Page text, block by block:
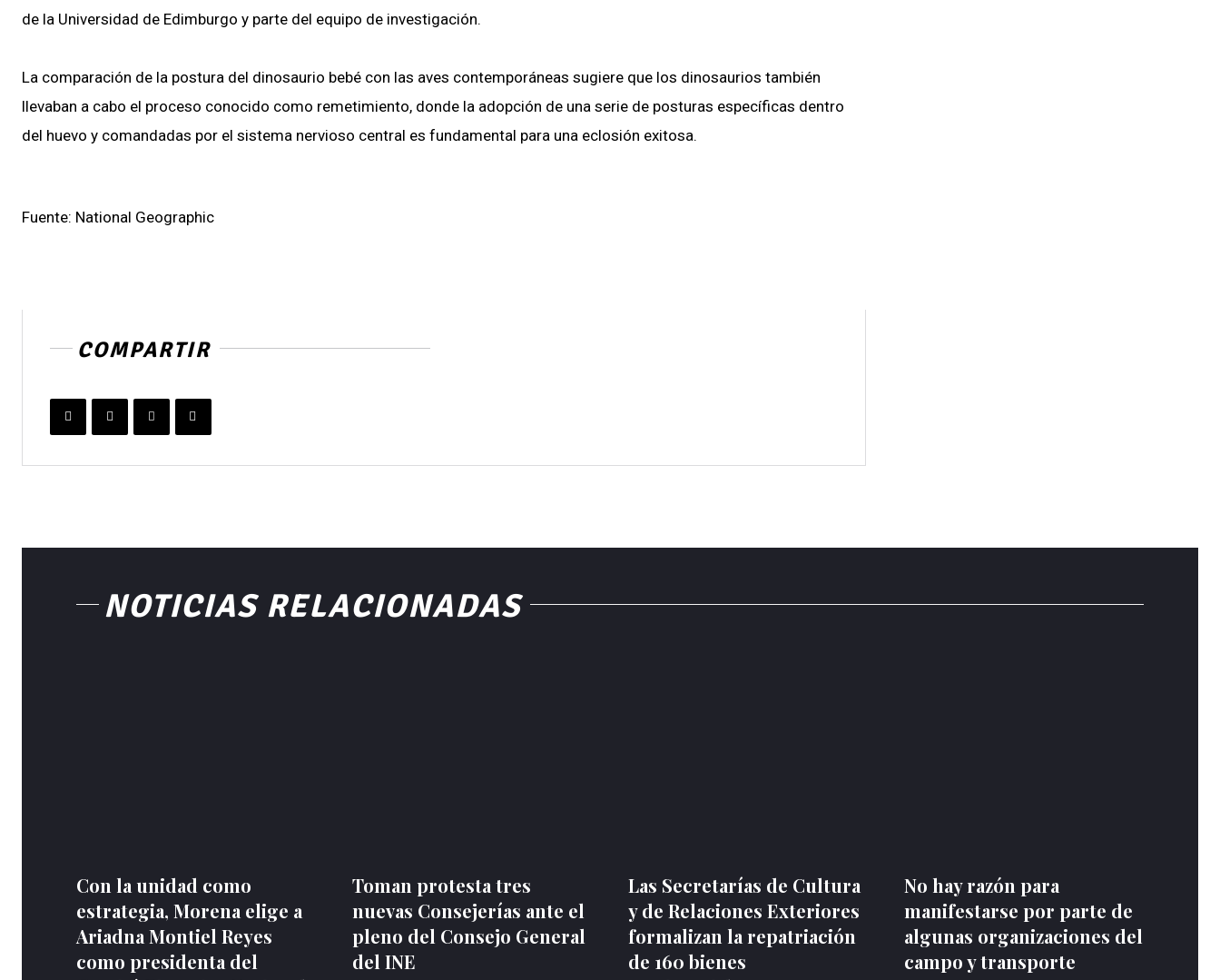
de la Universidad de Edimburgo y parte del equipo de investigación.
La comparación de la postura del dinosaurio bebé con las aves contemporáneas sugiere que los dinosaurios también
llevaban a cabo el proceso conocido como remetimiento, donde la adopción de una serie de posturas específicas dentro
del huevo y comandadas por el sistema nervioso central es fundamental para una eclosión exitosa.
Fuente: National Geographic
COMPARTIR
NOTICIAS RELACIONADAS
Con la unidad como
estrategia, Morena elige a
Ariadna Montiel Reyes
como presidenta del
Toman protesta tres
nuevas Consejerías ante el
pleno del Consejo General
del INE
Las Secretarías de Cultura
y de Relaciones Exteriores
formalizan la repatriación
de 160 bienes
No hay razón para
manifestarse por parte de
algunas organizaciones del
campo y transporte